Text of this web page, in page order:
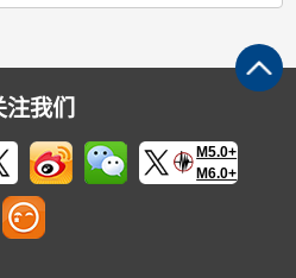
注我们
M5.0+
M6.0+